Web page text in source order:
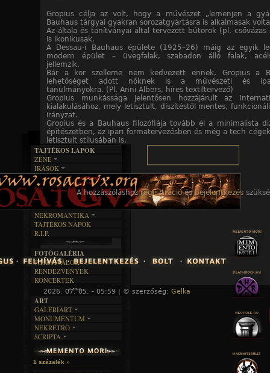
Gropius célja az volt, hogy a művészet „lemenjen a
Bauhaus tárgyai gyakran sorozatgyártásra is alkalmasak
Az általa és tanítványai által tervezett bútorok (pl. csővázas
is ikonikusak.
A Dessau-i Bauhaus épülete (1925–26) máig az egyik
modern épület – üvegfalak, szabadon álló falak,
jellemzik.
Bár a kor szelleme nem kedvezett ennek, Gropius a
lehetőséget adott nőknek is a művészeti és
tanulmányokra. (Pl. Anni Albers, híres textiltervező)
Gropius munkássága jelentősen hozzájárult az
kialakulásához, mely letisztult, díszítéstől mentes,
irányzat.
Gropius és a Bauhaus filozófiája tovább él a minimalista
építészetben, az ipari formatervezésben és még a tech
letisztult stílusában is.
A hozzászóláshozregisztrációésbejelentkezés
2026. 07. 05. - 05:59 | © szerzőség: Gelka «
TAJTÉKOS LAPOK
ZENE
EGYÜTTESEK
INTERJÚK
FORDÍTÁSOK
DALSZÖVEGEK
ÍRÁSOK
IRODALOM
FILM
MŰVÉSZET
ÍRÁSTÖRTÉNET
BOSZORKÁNYKONYHA
FEKETE HUMOR
KÉPES
SZÖVEGES
RENDEZVÉNYEK
NEKROMANTIKA
AKTUÁLIS
A MÚLT
TAJTÉKOS NAPOK
R.I.P.
FOTÓGALÉRIA
FESZTIVÁLOK
RENDEZVÉNYEK
KONCERTEK
ART
GALERIART
ARTGALERI
KÉPREGÉNYEK
LAKÁSKULTS
MONUMENTUM
TEMETŐK
TEMPLOMOK
VÁRAK
HELYEK
NEKRETRO
SZUBKULT
FEKETE LYUK
RELIKVIÁK
SCRIPTA
NOVELLÁK
VERSEK
1 százalék »